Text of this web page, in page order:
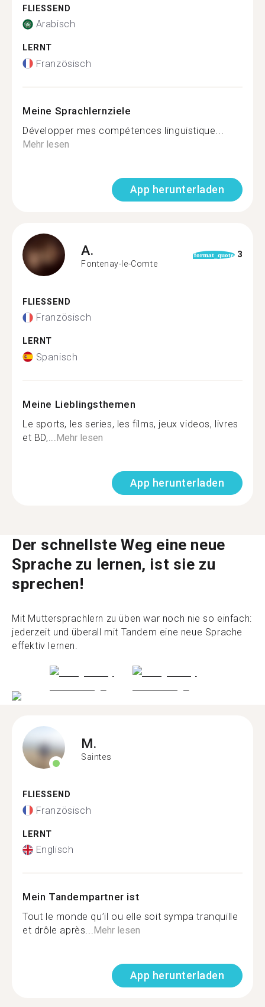
FLIESSEND
Arabisch
LERNT
Französisch
Meine Sprachlernziele
Développer mes compétences linguistique...
Mehr lesen
App herunterladen
A.
Fontenay-le-Comte
format_quote 3
FLIESSEND
Französisch
LERNT
Spanisch
Meine Lieblingsthemen
Le sports, les series, les films, jeux videos, livres
et BD,... Mehr lesen
App herunterladen
Der schnellste Weg eine neue
Sprache zu lernen, ist sie zu
sprechen!
Mit Muttersprachlern zu üben war noch nie so einfach:
jederzeit und überall mit Tandem eine neue Sprache
effektiv lernen.
M.
Saintes
FLIESSEND
Französisch
LERNT
Englisch
Mein Tandempartner ist
Tout le monde qu’il ou elle soit sympa tranquille
et drôle après...Mehr lesen
App herunterladen